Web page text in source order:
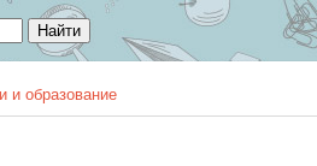
и образование